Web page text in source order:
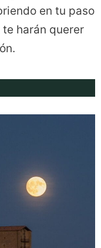
en tu paso
harán querer